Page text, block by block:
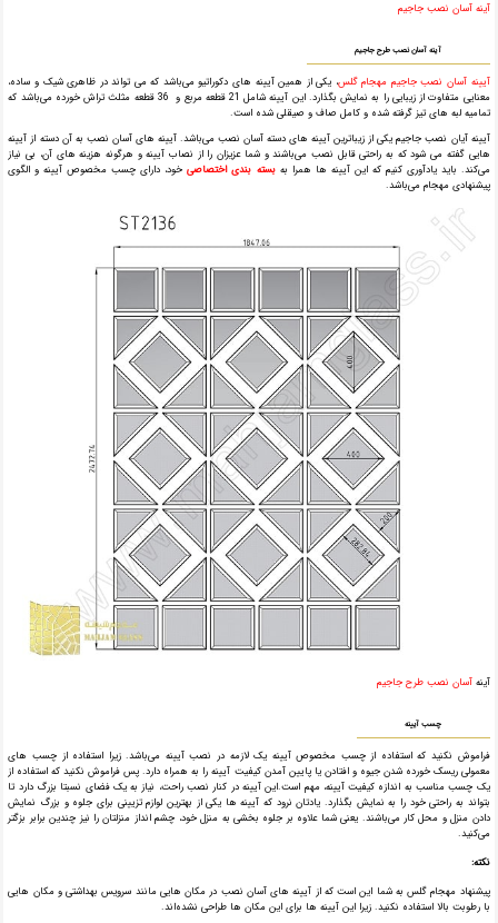
آینه آسان نصب جاجیم
آینه آسان نصب طرح جاجیم
آیینه آسان نصب جاجیم مهجام گلس، یکی از همین آیینه های دکوراتیو می‌باشد که می تواند در ظاهری شیک و ساده،
معنایی متفاوت از زیبایی را به نمایش بگذارد. این آیینه شامل 21 قطعه مربع و 36 قطعه مثلث تراش خورده می‌باشد که
تمامیه لبه های تیز گرفته شده و کامل صاف و صیقلی شده است.
آیینه آیان نصب جاجیم یکی از زیباترین آیینه های دسته آسان نصب می‌باشد. آیینه های آسان نصب به آن دسته از آیینه
هایی گفته می شود که به راحتی قابل نصب می‌باشند و شما عزیزان را از نصاب آیینه و هرگونه هزینه های آن، بی نیاز
می‌کند. باید یادآوری کنیم که این آیینه ها همرا به بسته بندی اختصاصیخود، دارای چسب مخصوص آیینه و الگوی
پیشنهادی مهجام می‌باشد.
آینهآسان نصب طرح جاجیم
چسب آیینه
فراموش نکنید که استفاده از چسب مخصوص آیینه یک لازمه در نصب آیینه می‌باشد. زیرا استفاده از چسب های
معمولی ریسک خورده شدن جیوه و افتادن یا پایین آمدن کیفیت آیینه را به همراه دارد. پس فراموش نکنید که استفاده از
یک چسب مناسب به اندازه کیفیت آیینه، مهم است.این آیینه در کنار نصب راحت، نیاز به یک فضای نسبتا بزرگ دارد تا
بتواند به راحتی خود را به نمایش بگذارد. یادتان نرود که آیینه ها یکی از بهترین لوازم تزیینی برای جلوه و بزرگ نمایش
دادن منزل و محل کار می‌باشند. یعنی شما علاوه بر جلوه بخشی به منزل خود، چشم انداز منزلتان را نیز چندین برابر بزگتر
می‌کنید.
نکته:
پیشنهاد مهجام گلس به شما این است که از آیینه های آسان نصب در مکان هایی مانند سرویس بهداشتی و مکان هایی
با رطوبت بالا استفاده نکنید. زیرا این آیینه ها برای این مکان ها طراحی نشده‌اند.